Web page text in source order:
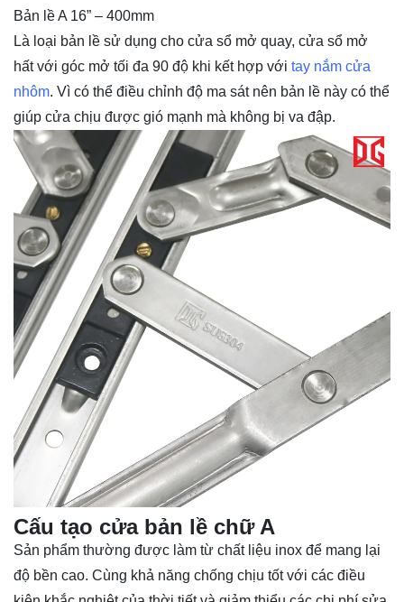
Bản lề A 16” – 400mm
Là loại bản lề sử dụng cho cửa sổ mở quay, cửa sổ mở
hất với góc mở tối đa 90 độ khi kết hợp với tay nắm cửa
nhôm. Vì có thể điều chỉnh độ ma sát nên bản lề này có thể
giúp cửa chịu được gió mạnh mà không bị va đập.
Cấu tạo cửa bản lề chữ A
Sản phẩm thường được làm từ chất liệu inox để mang lại
độ bền cao. Cùng khả năng chống chịu tốt với các điều